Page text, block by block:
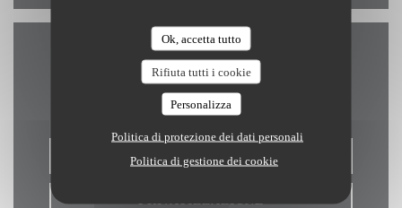
Ok, accetta tutto
Rifiuta tutti i cookie
Personalizza
Politica di protezione dei dati personali
Politica di gestione dei cookie
Contattaci
PRENOTA
PRIVATIZZAZIONE